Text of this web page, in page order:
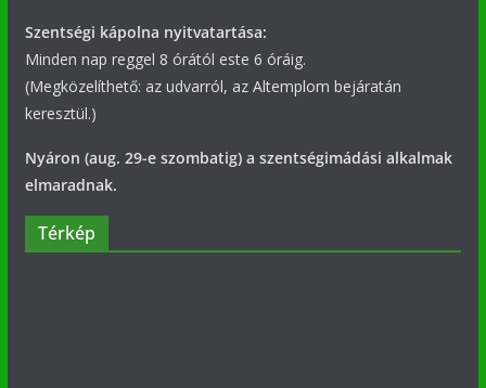
Szentségi kápolna nyitvatartása:
Minden nap reggel 8 órától este 6 óráig.
(Megközelíthető: az udvarról, az Altemplom bejáratán
keresztül.)
Nyáron (aug. 29-e szombatig) a szentségimádási alkalmak
elmaradnak.
Térkép